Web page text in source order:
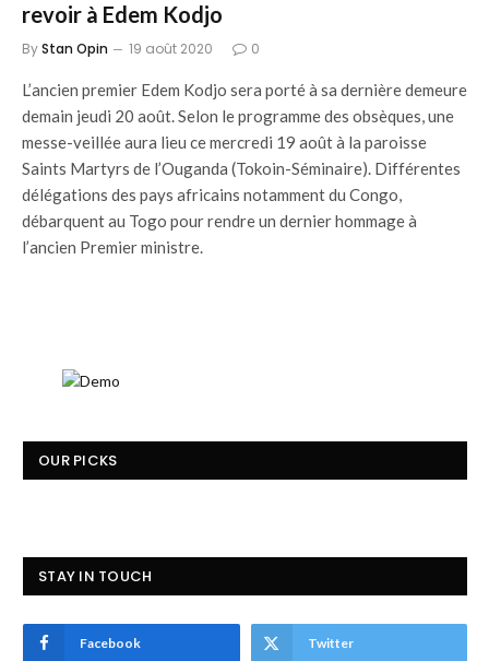
revoir à Edem Kodjo
ByStan Opin 19 août 2020 0
L’ancien premier Edem Kodjo sera porté à sa dernière demeure
demain jeudi 20 août. Selon le programme des obsèques, une
messe-veillée aura lieu ce mercredi 19 août à la paroisse
Saints Martyrs de l’Ouganda (Tokoin-Séminaire). Différentes
délégations des pays africains notamment du Congo,
débarquent au Togo pour rendre un dernier hommage à
l’ancien Premier ministre.
OUR PICKS
STAY IN TOUCH
Facebook Twitter